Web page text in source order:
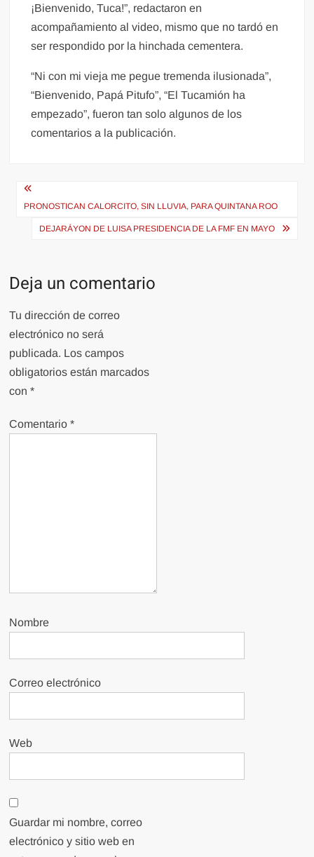
¡Bienvenido, Tuca!”, redactaron en
acompañamiento al video, mismo que no tardó en
ser respondido por la hinchada cementera.
“Ni con mi vieja me pegue tremenda ilusionada”,
“Bienvenido, Papá Pitufo”, “El Tucamión ha
empezado”, fueron tan solo algunos de los
comentarios a la publicación.
Navegación
de
entradas
PRONOSTICAN CALORCITO, SIN LLUVIA, PARA QUINTANA ROO
DEJARÁYON DE LUISA PRESIDENCIA DE LA FMF EN MAYO
Deja un comentario
Tu dirección de correo
electrónico no será
publicada. Los campos
obligatorios están marcados
con*
Comentario*
Nombre
Correo electrónico
Web
Guardar mi nombre, correo
electrónico y sitio web en